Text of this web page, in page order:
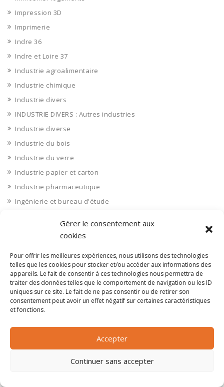
Gérer le consentement aux
cookies
Pour offrir les meilleures expériences, nous utilisons des technologies
telles que les cookies pour stocker et/ou accéder aux informations des
appareils. Le fait de consentir à ces technologies nous permettra de
traiter des données telles que le comportement de navigation ou les ID
uniques sur ce site. Le fait de ne pas consentir ou de retirer son
consentement peut avoir un effet négatif sur certaines caractéristiques
et fonctions.
Accepter
Continuer sans accepter
Impression 3D
Imprimerie
Indre 36
Indre et Loire 37
Industrie agroalimentaire
Industrie chimique
Industrie divers
INDUSTRIE DIVERS : Autres industries
Industrie diverse
Industrie du bois
Industrie du verre
Industrie papier et carton
Industrie pharmaceutique
Ingénierie et bureau d'étude
Installation
Installation d'équipements divers
Institution (CCI, syndicats)
Institutions (CCI, syndicats)